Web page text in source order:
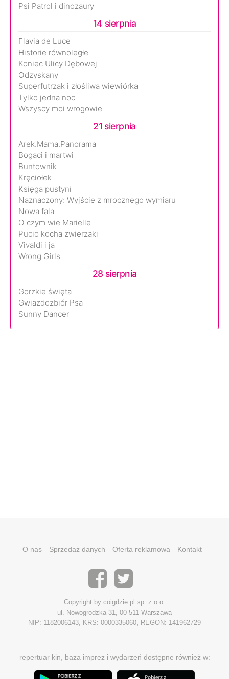
Psi Patrol i dinozaury
14 sierpnia
Flavia de Luce
Historie równoległe
Koniec Ulicy Dębowej
Odzyskany
Superfutrzak i złośliwa wiewiórka
Tylko jedna noc
Wszyscy moi wrogowie
21 sierpnia
Arek.Mama.Panorama
Bogaci i martwi
Buntownik
Kręciołek
Księga pustyni
Naznaczony: Wyjście z mrocznego wymiaru
Nowa fala
O czym wie Marielle
Pucio kocha zwierzaki
Vivaldi i ja
Wrong Girls
28 sierpnia
Gorzkie święta
Gwiazdozbiór Psa
Sunny Dancer
O nas Sprzedaż danych Oferta reklamowa Kontakt
Copyright by coigdzie.pl sp. z o.o.
ul. Nowogrodzka 31, 00-511 Warszawa
NIP: 1182006143, KRS: 0000335060, REGON: 141962729
repertuar kin, baza imprez i wydarzeń dostępne również w: